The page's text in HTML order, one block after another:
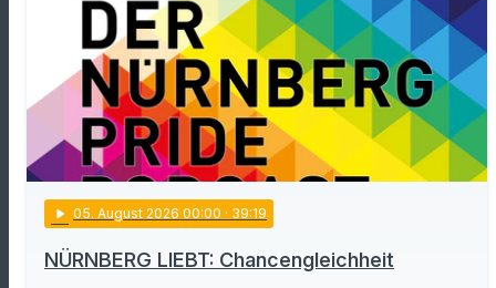
play_arrow 05. August 2026 00:00 · 39:19
NÜRNBERG LIEBT: Chancengleichheit